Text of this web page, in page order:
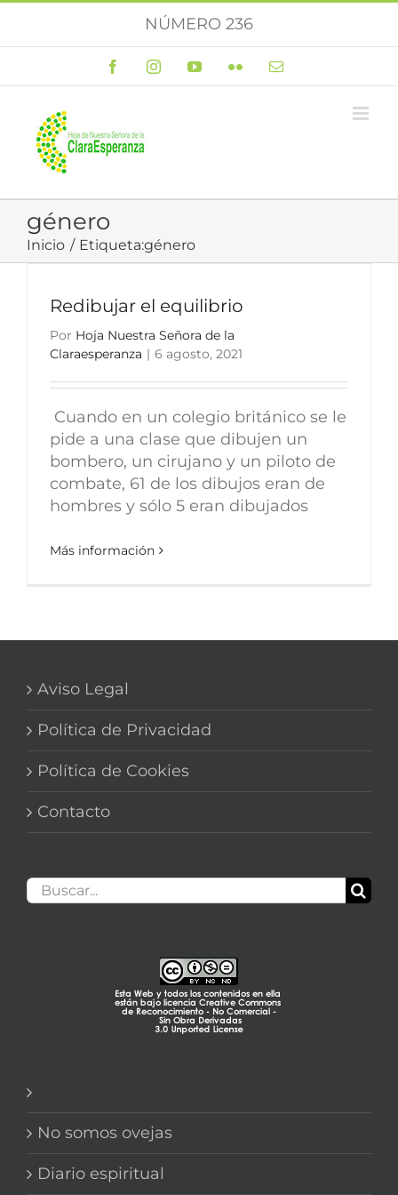
NÚMERO 236
FacebookInstagramYouTubeFlickr Correo
género
Inicio Etiqueta:género
Redibujar el equilibrio
Por Hoja Nuestra Señora de la
Claraesperanza | 6 agosto, 2021
Cuando en un colegio británico se le
pide a una clase que dibujen un
bombero, un cirujano y un piloto de
combate, 61 de los dibujos eran de
hombres y sólo 5 eran dibujados
Más información
Aviso Legal
Política de Privacidad
Política de Cookies
Contacto
Buscar:
No somos ovejas
Diario espiritual